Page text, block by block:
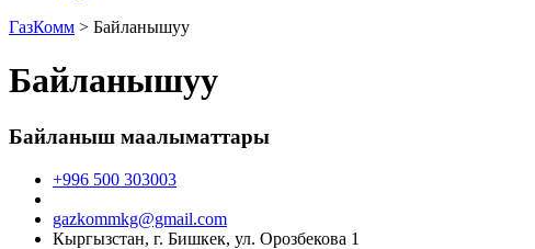
ГазКомм > Байланышуу
Байланышуу
Байланыш маалыматтары
+996 500 303003
gazkommkg@gmail.com
Кыргызстан, г. Бишкек, ул. Орозбекова 1